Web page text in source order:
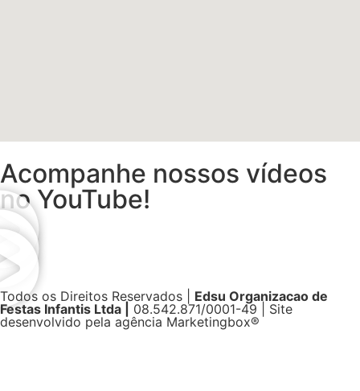
Acompanhe nossos vídeos
no YouTube!
Todos os Direitos Reservados | Edsu Organizacao de
Festas Infantis Ltda |
08.542.871/0001-49 | Site
desenvolvido pela agência Marketingbox®